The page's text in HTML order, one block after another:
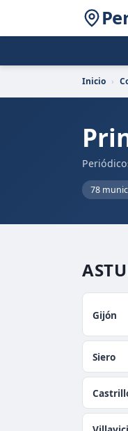
Inicio ›
78
Gijón
Siero